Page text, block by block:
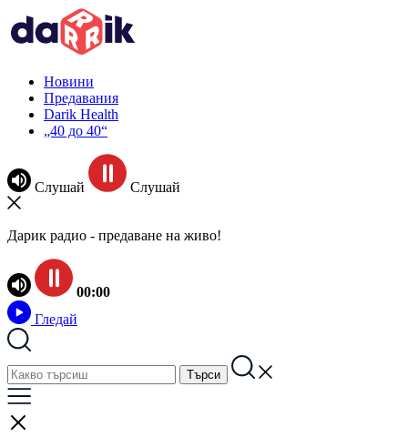
Новини
Предавания
Darik Health
„40 до 40“
Слушай Слушай
Дарик радио - предаване на живо!
00:00
Гледай